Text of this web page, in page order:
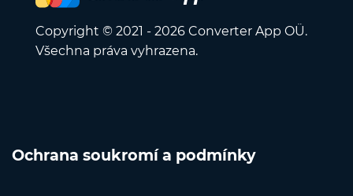
Copyright © 2021 - 2026 Converter App OÜ.
Všechna práva vyhrazena.
Ochrana soukromí a podmínky